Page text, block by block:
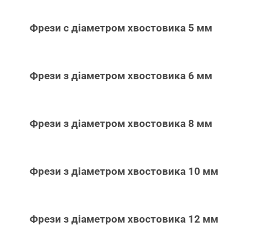
Фрези с діаметром хвостовика 5 мм
Фрези з діаметром хвостовика 6 мм
Фрези з діаметром хвостовика 8 мм
Фрези з діаметром хвостовика 10 мм
Фрези з діаметром хвостовика 12 мм